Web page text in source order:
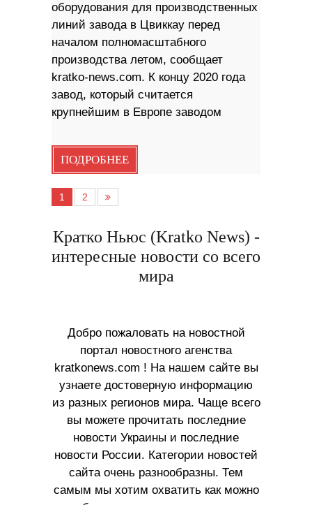
оборудования для производственных
линий завода в Цвиккау перед
началом полномасштабного
производства летом, сообщает
kratko-news.com. К концу 2020 года
завод, который считается
крупнейшим в Европе заводом
ПОДРОБНЕЕ
1 2
Кратко Ньюс (Kratko News) -
интересные новости со всего
мира
Добро пожаловать на новостной
портал новостного агенства
kratkonews.com ! На нашем сайте вы
узнаете достоверную информацию
из разных регионов мира. Чаще всего
вы можете прочитать последние
новости Украины и последние
новости России. Категории новостей
сайта очень разнообразны. Тем
самым мы хотим охватить как можно